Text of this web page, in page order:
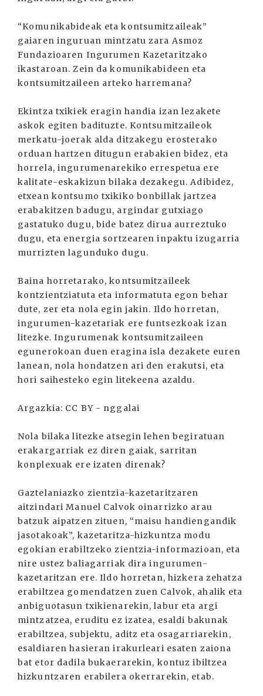
“Komunikabideak eta kontsumitzaileak”
gaiaren inguruan mintzatu zara Asmoz
Fundazioaren Ingurumen Kazetaritzako
ikastaroan. Zein da komunikabideen eta
kontsumitzaileen arteko harremana?
Ekintza txikiek eragin handia izan lezakete
askok egiten badituzte. Kontsumitzaileok
merkatu-joerak alda ditzakegu erosterako
orduan hartzen ditugun erabakien bidez, eta
horrela, ingurumenarekiko errespetua ere
kalitate-eskakizun bilaka dezakegu. Adibidez,
etxean kontsumo txikiko bonbillak jartzea
erabakitzen badugu, argindar gutxiago
gastatuko dugu, bide batez dirua aurreztuko
dugu, eta energia sortzearen inpaktu izugarria
murrizten lagunduko dugu.
Baina horretarako, kontsumitzaileek
kontzientziatuta eta informatuta egon behar
dute, zer eta nola egin jakin. Ildo horretan,
ingurumen-kazetariak ere funtsezkoak izan
litezke. Ingurumenak kontsumitzaileen
egunerokoan duen eragina isla dezakete euren
lanean, nola hondatzen ari den erakutsi, eta
hori saihesteko egin litekeena azaldu.
Argazkia: CC BY - nggalai
Nola bilaka litezke atsegin lehen begiratuan
erakargarriak ez diren gaiak, sarritan
konplexuak ere izaten direnak?
Gaztelaniazko zientzia-kazetaritzaren
aitzindari Manuel Calvok oinarrizko arau
batzuk aipatzen zituen, “maisu handiengandik
jasotakoak”, kazetaritza-hizkuntza modu
egokian erabiltzeko zientzia-informazioan, eta
nire ustez baliagarriak dira ingurumen-
kazetaritzan ere. Ildo horretan, hizkera zehatza
erabiltzea gomendatzen zuen Calvok, ahalik eta
anbiguotasun txikienarekin, labur eta argi
mintzatzea, eruditu ez izatea, esaldi bakunak
erabiltzea, subjektu, aditz eta osagarriarekin,
esaldiaren hasieran irakurleari esaten zaiona
bat etor dadila bukaerarekin, kontuz ibiltzea
hizkuntzaren erabilera okerrarekin, etab.